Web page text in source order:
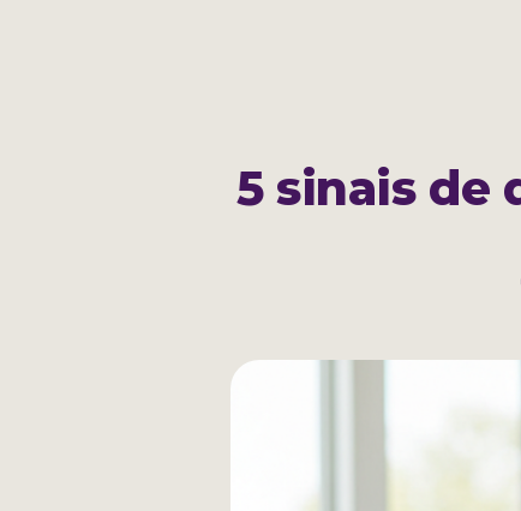
5 sinais de